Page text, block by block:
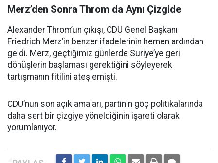
Merz’den Sonra Throm da Aynı Çizgide
Alexander Throm’un çıkışı, CDU Genel Başkanı
Friedrich Merz’in benzer ifadelerinin hemen ardından
geldi. Merz, geçtiğimiz günlerde Suriye’ye geri
dönüşlerin başlaması gerektiğini söyleyerek
tartışmanın fitilini ateşlemişti.
CDU’nun son açıklamaları, partinin göç politikalarında
daha sert bir çizgiye yöneldiğinin işareti olarak
yorumlanıyor.